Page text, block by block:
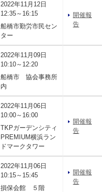
2022年11月12日
12:35～16:15
船橋市勤労市民セン
ター
開催報
告
2022年11月09日
10:10～12:20
船橋市 協会事務所
内
2022年11月06日
10:00～16:00
TKPガーデンシティ
PREMIUM横浜ラン
ドマークタワー
開催報
告
2022年11月06日
10:15～15:45
損保会館 ５階
開催報
告